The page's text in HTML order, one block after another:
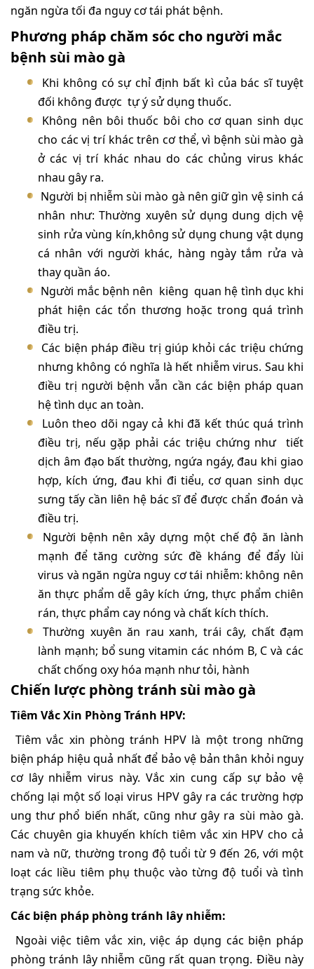
ngăn ngừa tối đa nguy cơ tái phát bệnh.
Phương pháp chăm sóc cho người mắc
bệnh sùi mào gà
Khi không có sự chỉ định bất kì của bác sĩ tuyệt
đối không được tự ý sử dụng thuốc.
Không nên bôi thuốc bôi cho cơ quan sinh dục
cho các vị trí khác trên cơ thể, vì bệnh sùi mào gà
ở các vị trí khác nhau do các chủng virus khác
nhau gây ra.
Người bị nhiễm sùi mào gà nên giữ gìn vệ sinh cá
nhân như: Thường xuyên sử dụng dung dịch vệ
sinh rửa vùng kín,không sử dụng chung vật dụng
cá nhân với người khác, hàng ngày tắm rửa và
thay quần áo.
Người mắc bệnh nên kiêng quan hệ tình dục khi
phát hiện các tổn thương hoặc trong quá trình
điều trị.
Các biện pháp điều trị giúp khỏi các triệu chứng
nhưng không có nghĩa là hết nhiễm virus. Sau khi
điều trị người bệnh vẫn cần các biện pháp quan
hệ tình dục an toàn.
Luôn theo dõi ngay cả khi đã kết thúc quá trình
điều trị, nếu gặp phải các triệu chứng như tiết
dịch âm đạo bất thường, ngứa ngáy, đau khi giao
hợp, kích ứng, đau khi đi tiểu, cơ quan sinh dục
sưng tấy cần liên hệ bác sĩ để được chẩn đoán và
điều trị.
Người bệnh nên xây dựng một chế độ ăn lành
mạnh để tăng cường sức đề kháng để đẩy lùi
virus và ngăn ngừa nguy cơ tái nhiễm: không nên
ăn thực phẩm dễ gây kích ứng, thực phẩm chiên
rán, thực phẩm cay nóng và chất kích thích.
Thường xuyên ăn rau xanh, trái cây, chất đạm
lành mạnh; bổ sung vitamin các nhóm B, C và các
chất chống oxy hóa mạnh như tỏi, hành
Chiến lược phòng tránh sùi mào gà
Tiêm Vắc Xin Phòng Tránh HPV:
Tiêm vắc xin phòng tránh HPV là một trong những
biện pháp hiệu quả nhất để bảo vệ bản thân khỏi nguy
cơ lây nhiễm virus này. Vắc xin cung cấp sự bảo vệ
chống lại một số loại virus HPV gây ra các trường hợp
ung thư phổ biến nhất, cũng như gây ra sùi mào gà.
Các chuyên gia khuyến khích tiêm vắc xin HPV cho cả
nam và nữ, thường trong độ tuổi từ 9 đến 26, với một
loạt các liều tiêm phụ thuộc vào từng độ tuổi và tình
trạng sức khỏe.
Các biện pháp phòng tránh lây nhiễm:
Ngoài việc tiêm vắc xin, việc áp dụng các biện pháp
phòng tránh lây nhiễm cũng rất quan trọng. Điều này